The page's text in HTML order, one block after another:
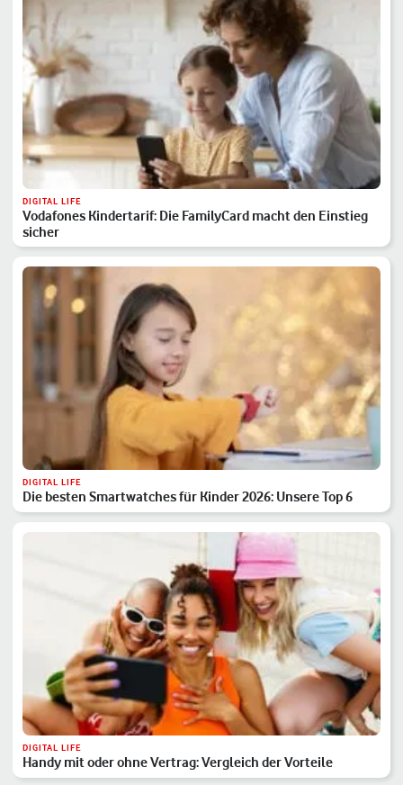
DIGITAL LIFE
Vodafones Kindertarif: Die FamilyCard macht den Einstieg
sicher
DIGITAL LIFE
Die besten Smartwatches für Kinder 2026: Unsere Top 6
DIGITAL LIFE
Handy mit oder ohne Vertrag: Vergleich der Vorteile